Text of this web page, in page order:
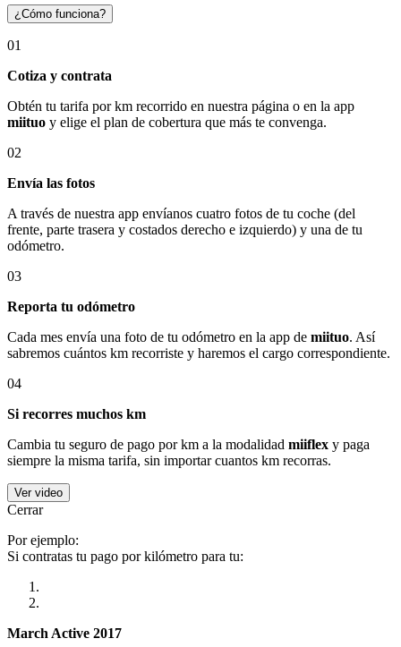
¿Cómo funciona?
01
Cotiza y contrata
Obtén tu tarifa por km recorrido en nuestra página o en la app
miituo y elige el plan de cobertura que más te convenga.
02
Envía las fotos
A través de nuestra app envíanos cuatro fotos de tu coche (del
frente, parte trasera y costados derecho e izquierdo) y una de tu
odómetro.
03
Reporta tu odómetro
Cada mes envía una foto de tu odómetro en la app de miituo. Así
sabremos cuántos km recorriste y haremos el cargo correspondiente.
04
Si recorres muchos km
Cambia tu seguro de pago por km a la modalidad miiflex y paga
siempre la misma tarifa, sin importar cuantos km recorras.
Ver video
Cerrar
Por ejemplo:
Si contratas tu pago por kilómetro para tu:
March Active 2017